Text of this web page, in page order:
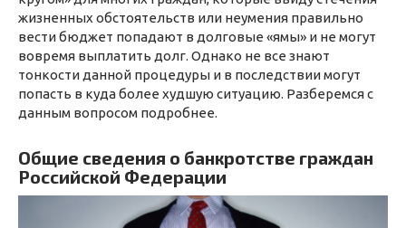
жизненных обстоятельств или неумения правильно
вести бюджет попадают в долговые «ямы» и не могут
вовремя выплатить долг. Однако не все знают
тонкости данной процедуры и в последствии могут
попасть в куда более худшую ситуацию. Разберемся с
данным вопросом подробнее.
Общие сведения о банкротстве граждан
Российской Федерации